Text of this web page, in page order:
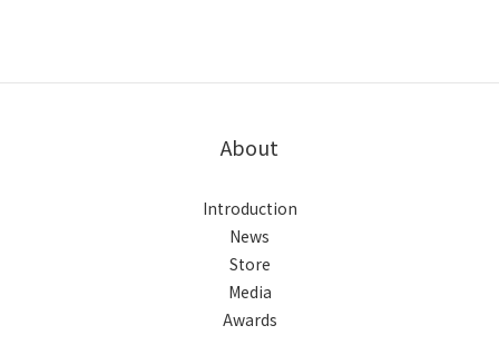
About
Introduction
News
Store
Media
Awards